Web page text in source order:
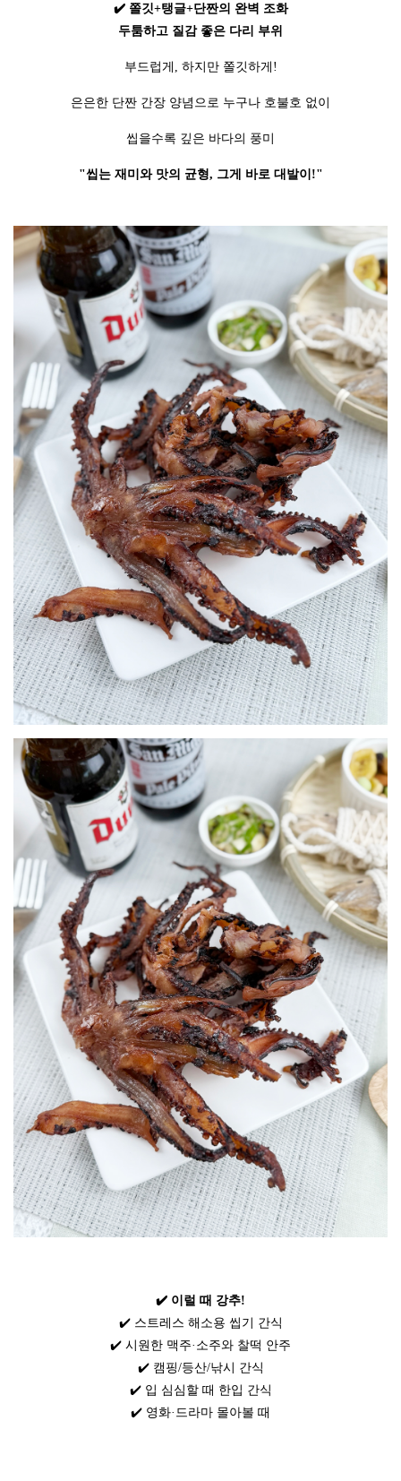
✔️ 쫄깃+탱글+단짠의 완벽 조화
두툼하고 질감 좋은 다리 부위
부드럽게, 하지만 쫄깃하게!
은은한 단짠 간장 양념으로 누구나 호불호 없이
씹을수록 깊은 바다의 풍미
"씹는 재미와 맛의 균형, 그게 바로 대발이!"
✔️ 이럴 때 강추!
✔️ 스트레스 해소용 씹기 간식
✔️ 시원한 맥주·소주와 찰떡 안주
✔️ 캠핑/등산/낚시 간식
✔️ 입 심심할 때 한입 간식
✔️ 영화·드라마 몰아볼 때